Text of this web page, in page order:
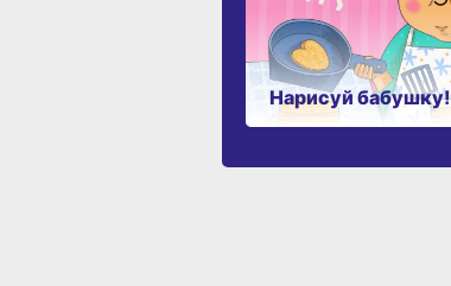
Нарисуй бабушку!